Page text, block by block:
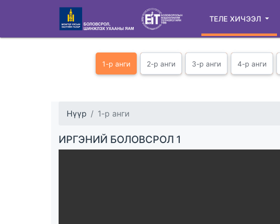
ТЕЛЕ ХИЧЭЭЛ
1-р анги 2-р анги 3-р анги 4-р анги
Нүүр 1-р анги
ИРГЭНИЙ БОЛОВСРОЛ 1